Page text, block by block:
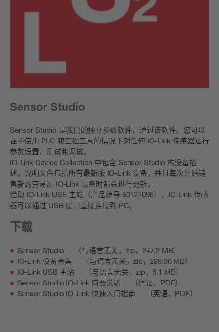
Sensor Studio
Sensor Studio 是我们的独立参数软件，通过该软件，您可以
在不使用 PLC 和工程工具的情况下对任何 IO-Link 传感器进行
参数设置、测试和调试。
IO-Link Device Collection 中包含 Sensor Studio 的设备描
述。说明文件包括所有最新版 IO-Link 设备，并且每次开始销
售新的劳易测 IO-Link 设备时都会进行更新。
借助 IO-Link USB 主站（产品编号 50121098），IO-Link 传感
器可以通过 USB 接口直接连接到 PC。
下载
Sensor Studio
（与语言无关，zip，247.2 MB）
IO-Link 设备合集
（与语言无关，zip，299.36 MB）
IO-Link USB 主站
（与语言无关，zip，6.1 MB）
Sensor Studio IO-Link 简要说明
（德语，PDF）
Sensor Studio IO-Link 快速入门指南
（英语，PDF）